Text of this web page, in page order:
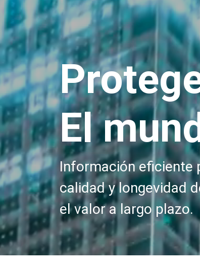
El
Información eficiente
calidad y longevidad
el valor a largo plazo.